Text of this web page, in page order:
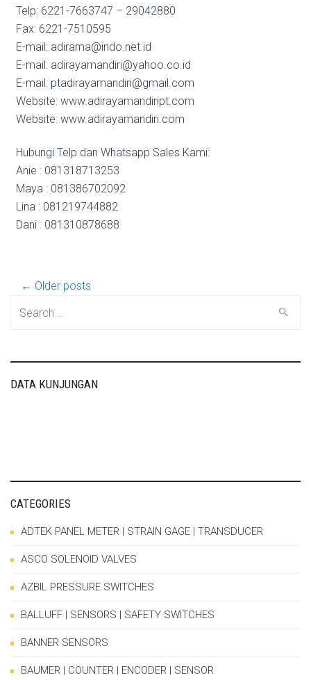
Telp: 6221-7663747 – 29042880
Fax: 6221-7510595
E-mail: adirama@indo.net.id
E-mail: adirayamandiri@yahoo.co.id
E-mail: ptadirayamandiri@gmail.com
Website: www.adirayamandiript.com
Website: www.adirayamandiri.com
Hubungi Telp dan Whatsapp Sales Kami:
Anie : 081318713253
Maya : 081386702092
Lina : 081219744882
Dani : 081310878688
Post
navigation
← Older posts
DATA KUNJUNGAN
CATEGORIES
ADTEK PANEL METER | STRAIN GAGE | TRANSDUCER
ASCO SOLENOID VALVES
AZBIL PRESSURE SWITCHES
BALLUFF | SENSORS | SAFETY SWITCHES
BANNER SENSORS
BAUMER | COUNTER | ENCODER | SENSOR